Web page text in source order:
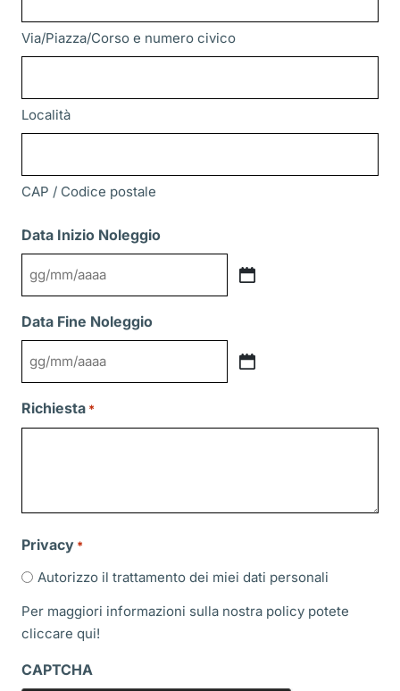
Via/Piazza/Corso e numero civico
Località
CAP / Codice postale
Data Inizio Noleggio
GG
MM
slash
AAAA
Data Fine Noleggio
GG
MM
Richiesta *
Privacy *
Autorizzo il trattamento dei miei dati personali
Per maggiori informazioni sulla nostra policy potete
cliccare qui!
CAPTCHA